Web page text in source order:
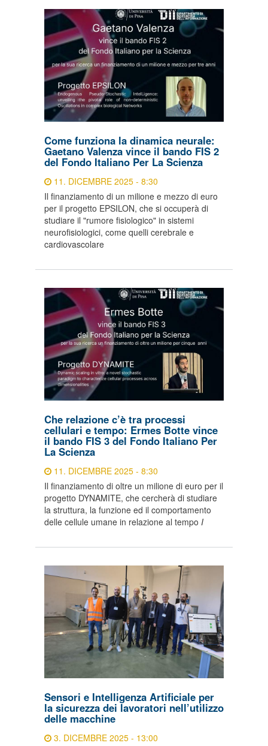
Come funziona la dinamica neurale:
Gaetano Valenza vince il bando FIS 2
del Fondo Italiano Per La Scienza
11. DICEMBRE 2025 - 8:30
Il finanziamento di un milione e mezzo di euro
per il progetto EPSILON, che si occuperà di
studiare il "rumore fisiologico" in sistemi
neurofisiologici, come quelli cerebrale e
cardiovascolare
Che relazione c’è tra processi
cellulari e tempo: Ermes Botte vince
il bando FIS 3 del Fondo Italiano Per
La Scienza
11. DICEMBRE 2025 - 8:30
Il finanziamento di oltre un milione di euro per il
progetto DYNAMITE, che cercherà di studiare
la struttura, la funzione ed il comportamento
delle cellule umane in relazione al tempo I
Sensori e Intelligenza Artificiale per
la sicurezza dei lavoratori nell’utilizzo
delle macchine
3. DICEMBRE 2025 - 13:00